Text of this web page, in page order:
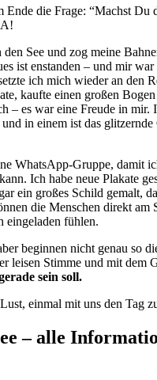
Ende die Fra­ge: “Machst Du
See und zog mei­ne
ist enstan­den – und mir
ich mich wie­der an den
kauf­te einen gro­ßen
– es war eine Freu­de in mir.
in einem ist das
Whats­App-Grup­pe, damit
Ich habe neue Pla­ka­te
ein gro­ßes Schild gemalt,
die Men­schen direkt am
ein­ge­la­den fühlen.
begin­nen nicht genau so
lei­sen Stim­me und mit dem
sein soll.
ein­mal mit uns den Tag
– alle